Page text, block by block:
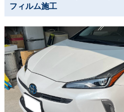
フィルム施工